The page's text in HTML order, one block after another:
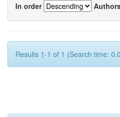
In order
Results 1-1 of 1 (Search time: